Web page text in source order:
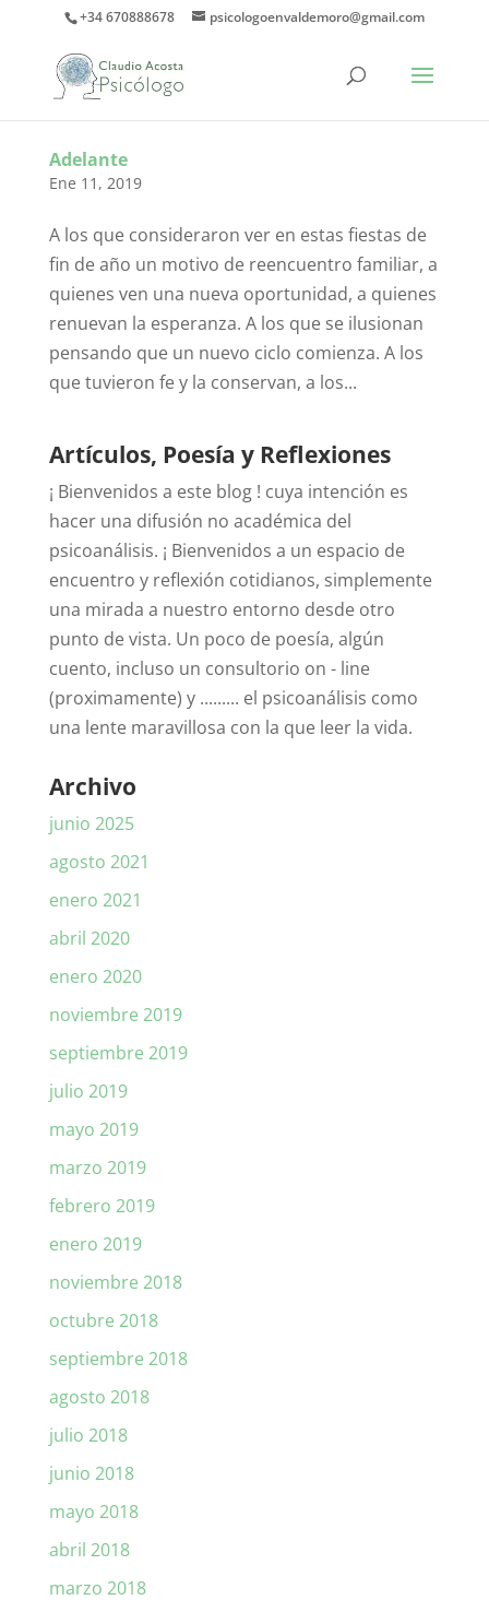
+34 670888678 psicologoenvaldemoro@gmail.com
Adelante
Ene 11, 2019
A los que consideraron ver en estas fiestas de
fin de año un motivo de reencuentro familiar, a
quienes ven una nueva oportunidad, a quienes
renuevan la esperanza. A los que se ilusionan
pensando que un nuevo ciclo comienza. A los
que tuvieron fe y la conservan, a los...
Artículos, Poesía y Reflexiones
¡ Bienvenidos a este blog ! cuya intención es
hacer una difusión no académica del
psicoanálisis. ¡ Bienvenidos a un espacio de
encuentro y reflexión cotidianos, simplemente
una mirada a nuestro entorno desde otro
punto de vista. Un poco de poesía, algún
cuento, incluso un consultorio on - line
(proximamente) y ......... el psicoanálisis como
una lente maravillosa con la que leer la vida.
Archivo
junio 2025
agosto 2021
enero 2021
abril 2020
enero 2020
noviembre 2019
septiembre 2019
julio 2019
mayo 2019
marzo 2019
febrero 2019
enero 2019
noviembre 2018
octubre 2018
septiembre 2018
agosto 2018
julio 2018
junio 2018
mayo 2018
abril 2018
marzo 2018